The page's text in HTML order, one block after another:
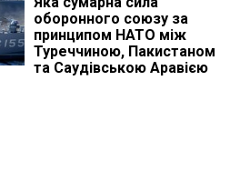
оборонного союзу за
принципом НАТО між
Туреччиною, Пакистаном
та Саудівською Аравією